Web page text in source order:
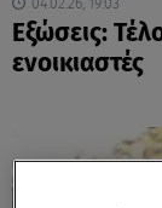
Εξώσεις:
ενοικιαστές